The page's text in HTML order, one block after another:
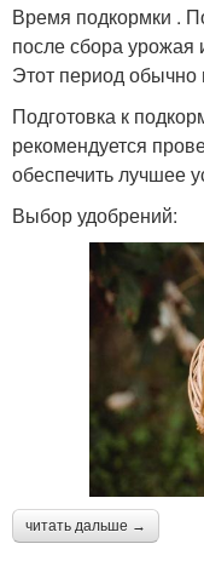
Время подкормки .
после сбора урожая
Этот период обычно
Подготовка к
рекомендуется
обеспечить лучшее
Выбор удобрений:
читать дальше →